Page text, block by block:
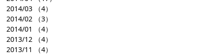
2014/03 （4）
2014/02 （3）
2014/01
（4）
2013/12 （4）
2013/11
（4）